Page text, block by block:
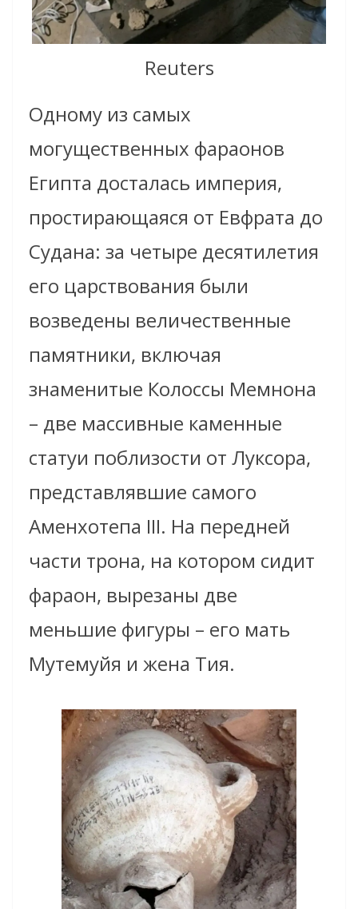
Reuters
Одному из самых
могущественных фараонов
Египта досталась империя,
простирающаяся от Евфрата до
Судана: за четыре десятилетия
его царствования были
возведены величественные
памятники, включая
знаменитые Колоссы Мемнона
– две массивные каменные
статуи поблизости от Луксора,
представлявшие самого
Аменхотепа III. На передней
части трона, на котором сидит
фараон, вырезаны две
меньшие фигуры – его мать
Мутемуйя и жена Тия.